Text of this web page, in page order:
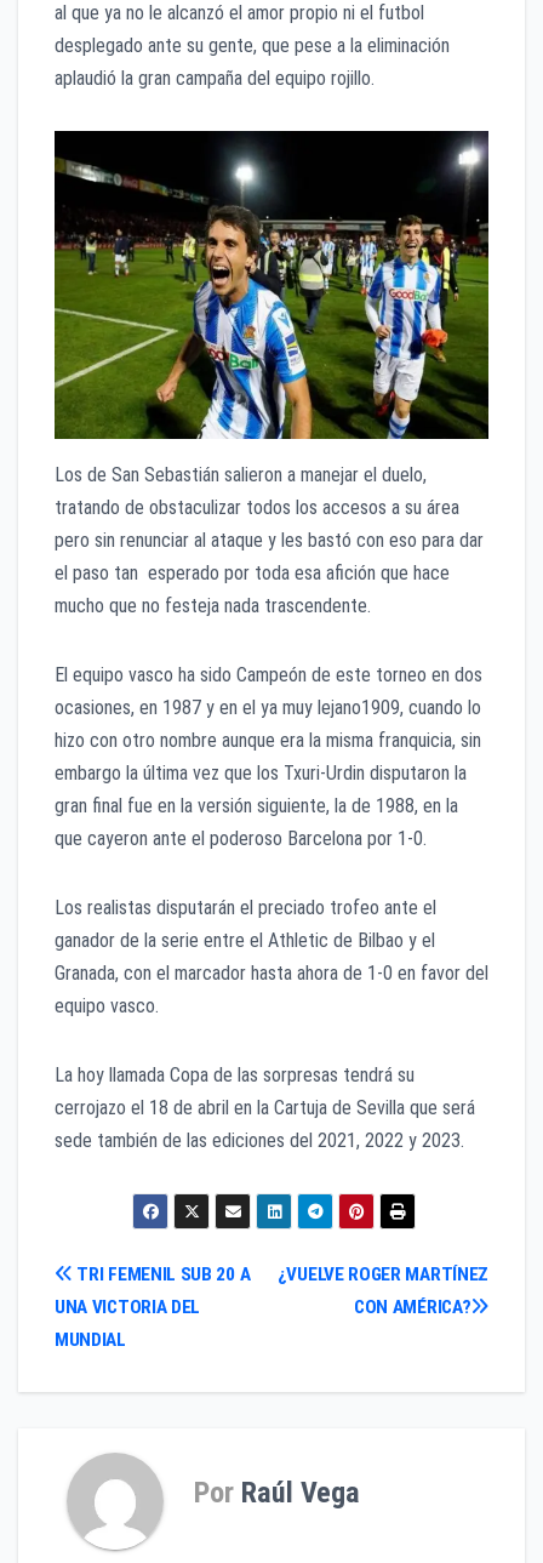
al que ya no le alcanzó el amor propio ni el futbol
desplegado ante su gente, que pese a la eliminación
aplaudió la gran campaña del equipo rojillo.
Los de San Sebastián salieron a manejar el duelo,
tratando de obstaculizar todos los accesos a su área
pero sin renunciar al ataque y les bastó con eso para dar
el paso tan esperado por toda esa afición que hace
mucho que no festeja nada trascendente.
El equipo vasco ha sido Campeón de este torneo en dos
ocasiones, en 1987 y en el ya muy lejano1909, cuando lo
hizo con otro nombre aunque era la misma franquicia, sin
embargo la última vez que los Txuri-Urdin disputaron la
gran final fue en la versión siguiente, la de 1988, en la
que cayeron ante el poderoso Barcelona por 1-0.
Los realistas disputarán el preciado trofeo ante el
ganador de la serie entre el Athletic de Bilbao y el
Granada, con el marcador hasta ahora de 1-0 en favor del
equipo vasco.
La hoy llamada Copa de las sorpresas tendrá su
cerrojazo el 18 de abril en la Cartuja de Sevilla que será
sede también de las ediciones del 2021, 2022 y 2023.
Navegación
de
entradas
¿VUELVE ROGER MARTÍNEZ
CON AMÉRICA?
TRI FEMENIL SUB 20 A
UNA VICTORIA DEL
MUNDIAL
Por Raúl Vega